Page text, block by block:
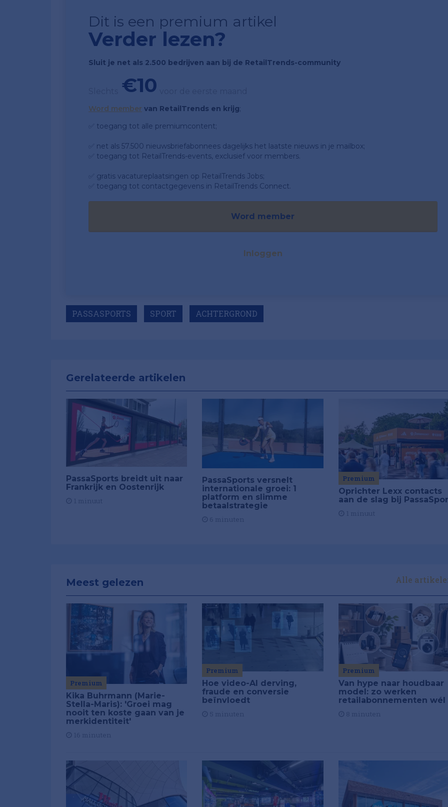
Dit is een premium artikel
Verder lezen?
Sluit je net als 2.500 bedrijven aan bij de RetailTrends-community
€10
Word member van RetailTrends en krijg;
✅ toegang tot alle premiumcontent;
✅ net als 57.500 nieuwsbriefabonnees dagelijks het laatste nieuws in je mailbox;
✅ toegang tot RetailTrends-events, exclusief voor members.
✅ gratis vacatureplaatsingen op RetailTrends Jobs;
✅ toegang tot contactgegevens in RetailTrends Connect.
Word member
Inloggen
PASSASPORTS SPORT ACHTERGROND
Gerelateerde artikelen
PassaSports breidt uit naar
Frankrijk en Oostenrijk
PassaSports versnelt
internationale groei: 1
platform en slimme
betaalstrategie
Premium
Oprichter Lexx contacts
aan de slag bij
Meest gelezen Alle
Premium
Kika Buhrmann (Marie-
Stella-Maris): 'Groei mag
nooit ten koste gaan van je
merkidentiteit'
Premium
Hoe video-AI derving,
fraude en conversie
beïnvloedt
Premium
Van hype naar houdbaar
model: zo werken
retailabonnementen wél